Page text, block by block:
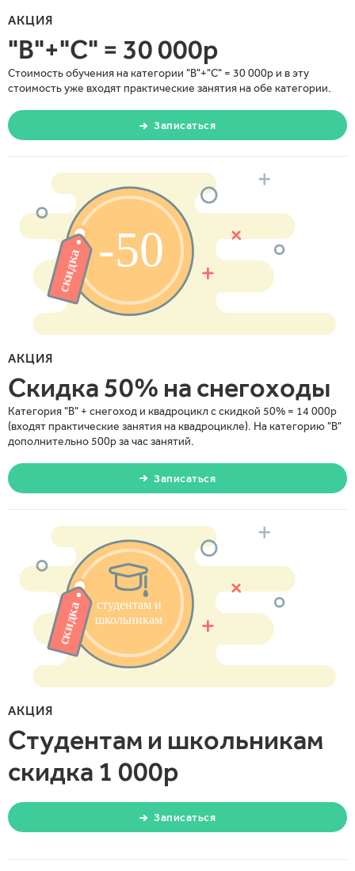
АКЦИЯ
"В"+"С" = 30 000р
Стоимость обучения на категории "В"+"С" = 30 000р и в эту
стоимость уже входят практические занятия на обе категории.
Записаться
АКЦИЯ
Скидка 50% на снегоходы
Категория "В" + снегоход и квадроцикл с скидкой 50% = 14 000р
(входят практические занятия на квадроцикле). На категорию "В"
дополнительно 500р за час занятий.
Записаться
АКЦИЯ
Студентам и школьникам
скидка 1 000р
Записаться